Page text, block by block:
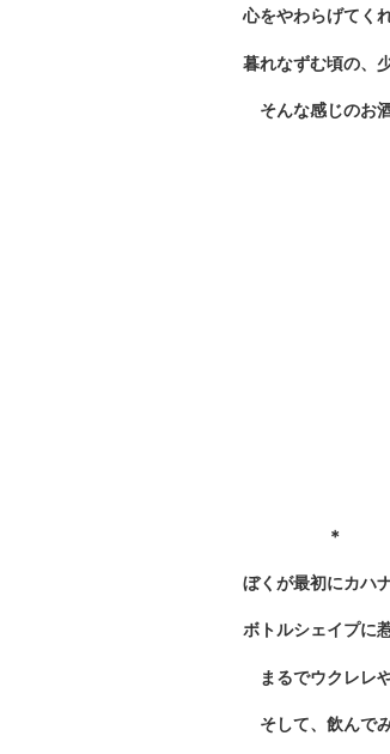
心をやわらげてく
暮れなずむ頃の、
そんな感じのお酒
＊
ぼくが最初にカハ
ボトルシェイプに
まるでウクレレ
そして、飲んで